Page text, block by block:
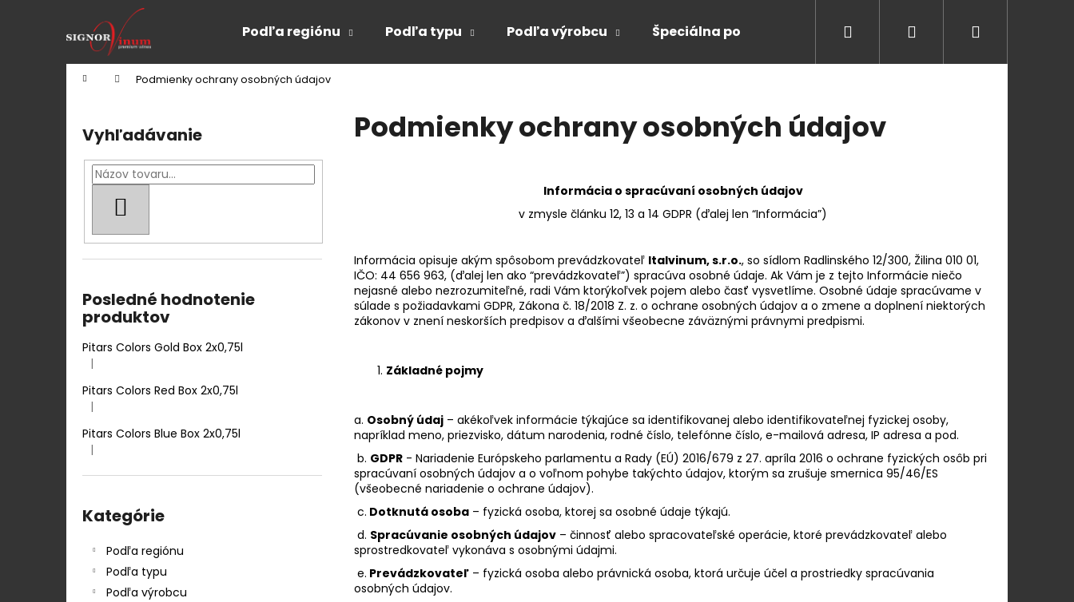
Podľa regiónu Podľa typu Podľa výrobcu Špeciálna ponuka Degustácie
Hľadať Prihlásenie
Domov Podmienky ochrany osobných údajov
Vyhľadávanie
Posledné hodnotenie
produktov
Pitars Colors Gold Box 2x0,75l
Hodnotenie produktu je 5 z 5 hviezdičiek.
|
Pitars Colors Red Box 2x0,75l
Hodnotenie produktu je 5 z 5 hviezdičiek.
|
Pitars Colors Blue Box 2x0,75l
Hodnotenie produktu je 5 z 5 hviezdičiek.
|
kategórie
Kategórie
Podľa regiónu
Podľa typu
Podľa výrobcu
Podmienky ochrany osobných údajov
Informácia o spracúvaní osobných údajov
v zmysle článku 12, 13 a 14 GDPR (ďalej len “Informácia”)
Informácia opisuje akým spôsobom prevádzkovateľ Italvinum, s.r.o., so sídlom Radlinského 12/300, Žilina 010 01,
IČO: 44 656 963, (ďalej len ako “prevádzkovateľ”) spracúva osobné údaje. Ak Vám je z tejto Informácie niečo
nejasné alebo nezrozumiteľné, radi Vám ktorýkoľvek pojem alebo časť vysvetlíme. Osobné údaje spracúvame v
súlade s požiadavkami GDPR, Zákona č. 18/2018 Z. z. o ochrane osobných údajov a o zmene a doplnení niektorých
zákonov v znení neskorších predpisov a ďalšími všeobecne záväznými právnymi predpismi.
Základné pojmy
a. Osobný údaj – akékoľvek informácie týkajúce sa identifikovanej alebo identifikovateľnej fyzickej osoby,
napríklad meno, priezvisko, dátum narodenia, rodné číslo, telefónne číslo, e-mailová adresa, IP adresa a pod.
b. GDPR - Nariadenie Európskeho parlamentu a Rady (EÚ) 2016/679 z 27. apríla 2016 o ochrane fyzických osôb pri
spracúvaní osobných údajov a o voľnom pohybe takýchto údajov, ktorým sa zrušuje smernica 95/46/ES
(všeobecné nariadenie o ochrane údajov).
c. Dotknutá osoba – fyzická osoba, ktorej sa osobné údaje týkajú.
d. Spracúvanie osobných údajov – činnosť alebo spracovateľské operácie, ktoré prevádzkovateľ alebo
sprostredkovateľ vykonáva s osobnými údajmi.
e. Prevádzkovateľ – fyzická osoba alebo právnická osoba, ktorá určuje účel a prostriedky spracúvania
osobných údajov.
Späť
Späť
HĽADAŤ
Odporúčame
Nasledujúce
TENUTA ULISSE PECORINO TERRE D
´ABRUZZO IGP 0,75 L
12,50 €
TERRE DEL NOCE PINOT GRIGIO IGT 0,75